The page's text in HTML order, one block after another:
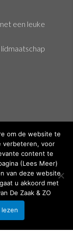
een leuke
om de website te
verbeteren, voor
content te
(Lees Meer)
van deze website
u akkoord met
De Zaak & ZO